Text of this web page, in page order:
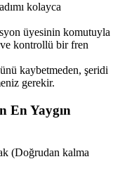
kolayca
üyesinin komutuyla
ve kontrollü bir fren
kaybetmeden, şeridi
gerekir.
En Yaygın
(Doğrudan kalma